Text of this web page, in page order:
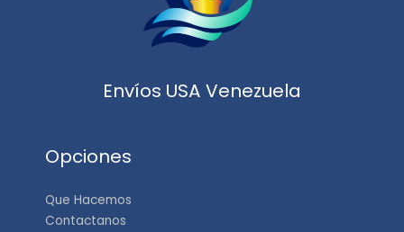
Envíos USA Venezuela
Opciones
Que Hacemos
Contactanos